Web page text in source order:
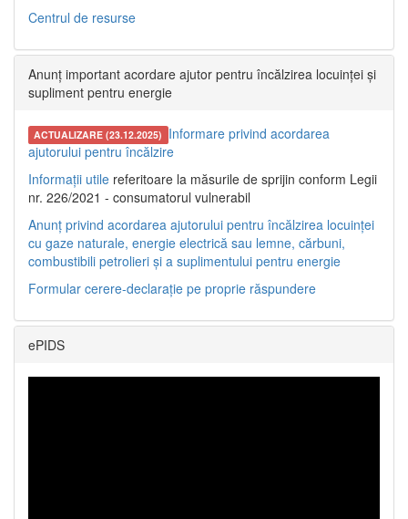
Centrul de resurse
Anunț important acordare ajutor pentru încălzirea locuinței și
supliment pentru energie
ACTUALIZARE (23.12.2025) Informare privind acordarea
ajutorului pentru încălzire
Informații utile referitoare la măsurile de sprijin conform Legii
nr. 226/2021 - consumatorul vulnerabil
Anunț privind acordarea ajutorului pentru încălzirea locuinței
cu gaze naturale, energie electrică sau lemne, cărbuni,
combustibili petrolieri și a suplimentului pentru energie
Formular cerere-declarație pe proprie răspundere
ePIDS